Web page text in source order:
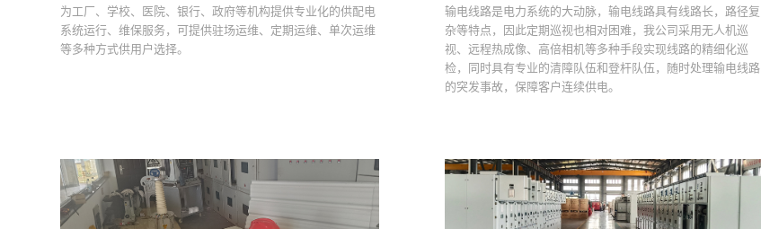
为工厂、学校、医院、银行、政府等机构提供专业化的供配电
系统运行、维保服务，可提供驻场运维、定期运维、单次运维
等多种方式供用户选择。
输电线路是电力系统的大动脉，输电线路具有线路长，路径复
杂等特点，因此定期巡视也相对困难，我公司采用无人机巡
视、远程热成像、高倍相机等多种手段实现线路的精细化巡
检，同时具有专业的清障队伍和登杆队伍，随时处理输电线路
的突发事故，保障客户连续供电。